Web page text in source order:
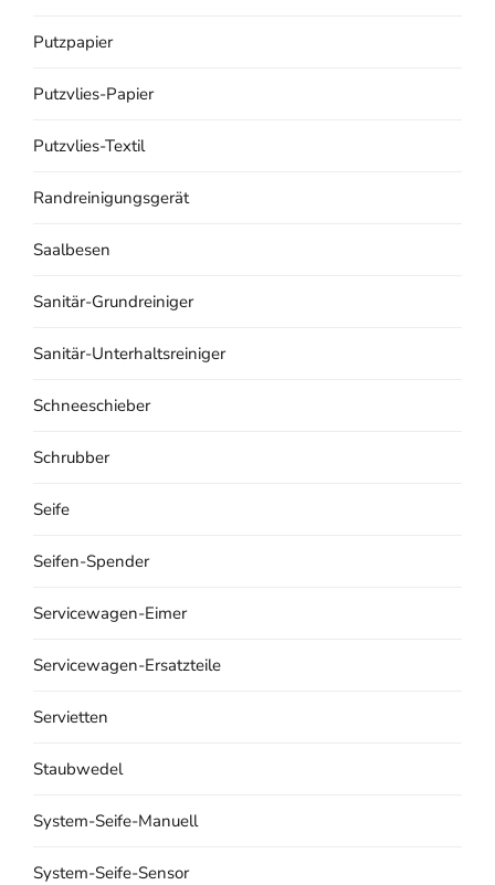
Putzpapier
Putzvlies-Papier
Putzvlies-Textil
Randreinigungsgerät
Saalbesen
Sanitär-Grundreiniger
Sanitär-Unterhaltsreiniger
Schneeschieber
Schrubber
Seife
Seifen-Spender
Servicewagen-Eimer
Servicewagen-Ersatzteile
Servietten
Staubwedel
System-Seife-Manuell
System-Seife-Sensor